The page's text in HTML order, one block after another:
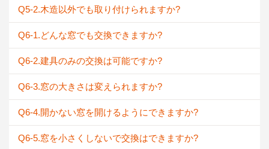
Q5-2.木造以外でも取り付けられますか?
Q6-1.どんな窓でも交換できますか?
Q6-2.建具のみの交換は可能ですか?
Q6-3.窓の大きさは変えられますか?
Q6-4.開かない窓を開けるようにできますか?
Q6-5.窓を小さくしないで交換はできますか?